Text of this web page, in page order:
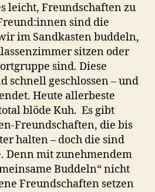
leicht, Freundschaften zu
sind die
im Sandkasten buddeln,
sitzen oder
sind. Diese
schnell geschlossen – und
Heute allerbeste
blöde Kuh. Es gibt
Freundschaften, die bis
halten – doch die sind
Denn mit zunehmendem
Buddeln“ nicht
Freundschaften setzen